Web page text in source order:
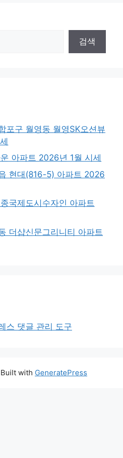
검색
포구 월영동 월영SK오션뷰
아파트 2026년 1월 시세
현대(816-5) 아파트 2026
국제도시수자인 아파트
더샵신문그리니티 아파트
스 댓글 관리 도구
Built with GeneratePress